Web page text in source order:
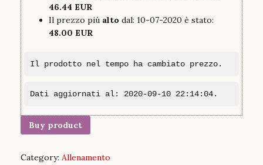
46.44 EUR
Il prezzo più alto dal: 10-07-2020 è stato:
48.00 EUR
Il prodotto nel tempo ha cambiato prezzo.
Dati aggiornati al: 2020-09-10 22:14:04.
Buy product
Category: Allenamento